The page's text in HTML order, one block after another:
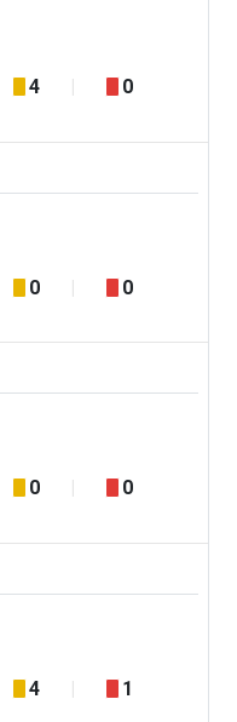
4 0
0 0
0 0
4 1